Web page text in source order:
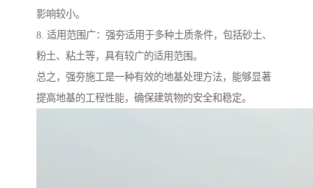
影响较小。
8. 适用范围广：强夯适用于多种土质条件，包括砂土、
粉土、粘土等，具有较广的适用范围。
总之，强夯施工是一种有效的地基处理方法，能够显著
提高地基的工程性能，确保建筑物的安全和稳定。